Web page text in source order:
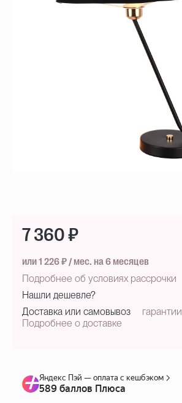
7 360 ₽
или 1 226 ₽ / мес. на 6 месяцев
Подробнее об условиях рассрочки
Нашли дешевле?
Доставка или самовывоз
Подробнее о доставке
гарантии